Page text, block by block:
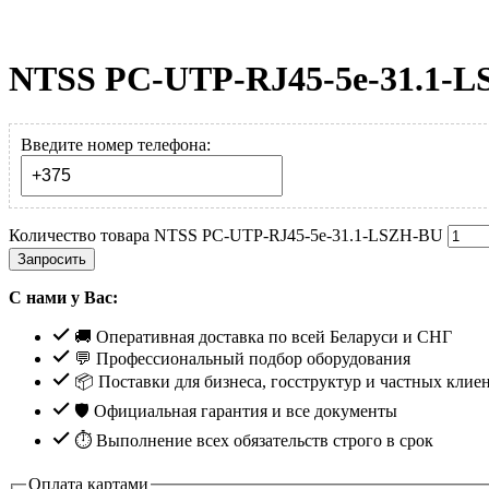
NTSS PC-UTP-RJ45-5e-31.1-
Введите номер телефона:
Количество товара NTSS PC-UTP-RJ45-5e-31.1-LSZH-BU
Запросить
С нами у Вас:
🚚 Оперативная доставка по всей Беларуси и СНГ
💬 Профессиональный подбор оборудования
📦 Поставки для бизнеса, госструктур и частных
🛡️ Официальная гарантия и все документы
⏱ Выполнение всех обязательств строго в срок
Оплата картами